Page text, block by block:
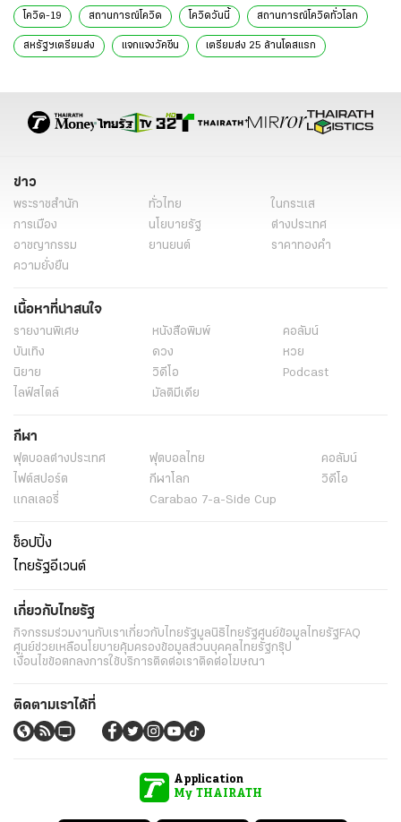
โควิด-19 สถานการณ์โควิด โควิดวันนี้ สถานการณ์โควิดทั่วโลก
สหรัฐฯเตรียมส่ง แจกแจงวัคซีน เตรียมส่ง 25 ล้านโดสแรก
ข่าวรอบโลก ข่าวรอบโลกวันนี้
ข่าว
พระราชสำนัก ทั่วไทย
ในกระแส
การเมือง
นโยบายรัฐ
ต่างประเทศ
อาชญากรรม
ยานยนต์
ราคาทองคำ
ความยั่งยืน
เนื้อหาที่น่าสนใจ
รายงานพิเศษ หนังสือพิมพ์
คอลัมน์
บันเทิง
ดวง
หวย
นิยาย
วิดีโอ
Podcast
ไลฟ์สไตล์
มัลติมีเดีย
กีฬา
ฟุตบอลต่่างประเทศ ฟุตบอลไทย
คอลัมน์
ไฟต์สปอร์ต
กีฬาโลก
วิดีโอ
แกลเลอรี่
Carabao 7-a-Side Cup
ช็อปปิ้ง
ไทยรัฐอีเวนต์
เกี่ยวกับไทยรัฐ
กิจกรรมร่วมงานกับเราเกี่ยวกับไทยรัฐมูลนิธิไทยรัฐศูนย์ข้อมูลไทยรัฐFAQ
ศูนย์ช่วยเหลือนโยบายคุ้มครองข้อมูลส่วนบุคคลไทยรัฐกรุ๊ป
เงื่อนไขข้อตกลงการใช้บริการติดต่อเราติดต่อโฆษณา
ติดตามเราได้ที่
Application
My THAIRATH